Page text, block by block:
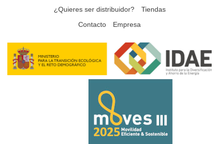
¿Quieres ser distribuidor?
Tiendas
Contacto
Empresa